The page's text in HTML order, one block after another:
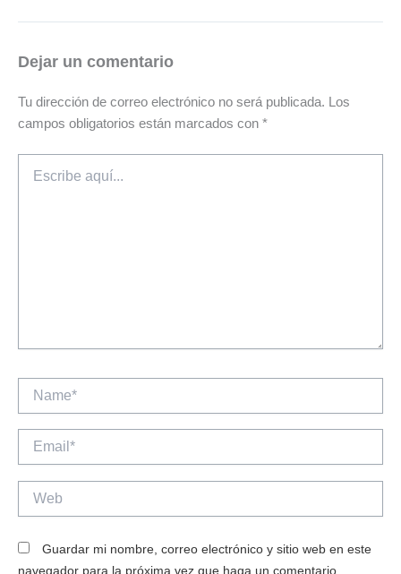
Dejar un comentario
Tu dirección de correo electrónico no será publicada. Los
campos obligatorios están marcados con *
aquí...
Email*
Guardar mi nombre, correo electrónico y sitio web en este
navegador para la próxima vez que haga un comentario.